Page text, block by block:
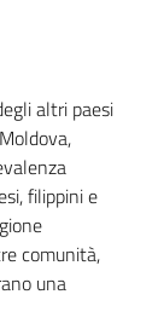
altri paesi
filippini e
comunità,
una